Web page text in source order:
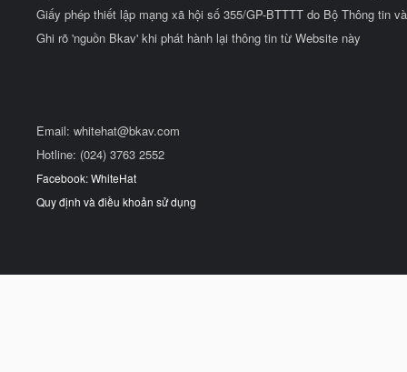
Giấy phép thiết lập mạng xã hội số 355/GP-BTTTT do Bộ Thông tin
Ghi rõ 'nguồn Bkav' khi phát hành lại thông tin từ Website này
Email: whitehat@bkav.com
Hotline: (024) 3763 2552
Facebook: WhiteHat
Quy định và điều khoản sử dụng